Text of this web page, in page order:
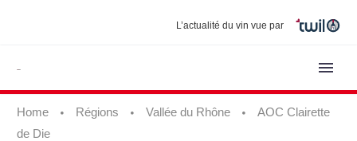
L’actualité du vin vue par
Home Régions Vallée du Rhône
AOC Clairette
de Die